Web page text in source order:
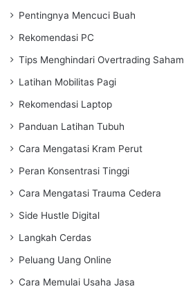
Pentingnya Mencuci Buah
Rekomendasi PC
Tips Menghindari Overtrading Saham
Latihan Mobilitas Pagi
Rekomendasi Laptop
Panduan Latihan Tubuh
Cara Mengatasi Kram Perut
Peran Konsentrasi Tinggi
Cara Mengatasi Trauma Cedera
Side Hustle Digital
Langkah Cerdas
Peluang Uang Online
Cara Memulai Usaha Jasa